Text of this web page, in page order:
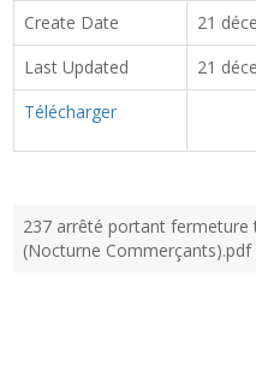
Create Date
21
Last Updated
21
Télécharger
237 arrêté portant fermeture
(Nocturne Commerçants).pdf